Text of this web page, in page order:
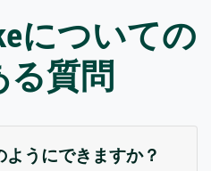
についての
る質問
うにできますか？